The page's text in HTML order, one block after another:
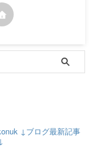
↓ブログ最新記事